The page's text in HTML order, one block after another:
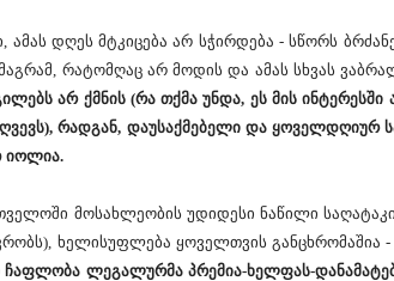
დღეს მტკიცება არ სჭირდება - სწორს
რატომღაც არ მოდის და ამას სხვას
არ ქმნის (რა თქმა უნდა, ეს მის ინტერესში
რადგან, დაუსაქმებელი და ყოველდღიურ
იოლია.
მოსახლეობის უდიდესი ნაწილი
ხელისუფლება ყოველთვის განცხრომაშია -
ლეგალურმა პრემია-ხელფას-